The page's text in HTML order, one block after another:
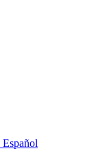
Español